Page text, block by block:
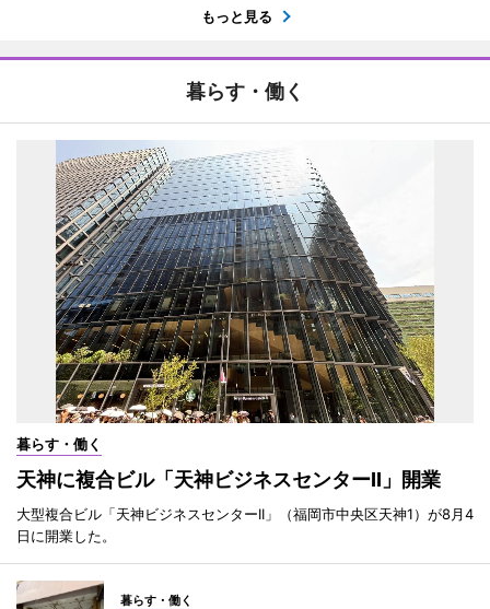
もっと見る
暮らす・働く
暮らす・働く
天神に複合ビル「天神ビジネスセンターII」開業
大型複合ビル「天神ビジネスセンターII」（福岡市中央区天神1）が8月4
日に開業した。
暮らす・働く